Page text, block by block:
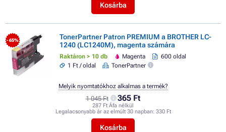
Kosárba
- 65%
TonerPartner Patron PREMIUM a BROTHER LC-
1240 (LC1240M), magenta számára
Raktáron > 10 db Magenta
600 oldal
1 Ft / oldal
TonerPartner
1 045 Ft 365 Ft
287 Ft Áfa nélkül
Legalacsonyabb ár az elmúlt 30 napban: 330 Ft
Kosárba
Melyik nyomtatókhoz alkalmas a termék?